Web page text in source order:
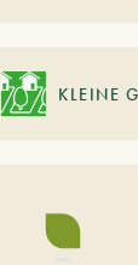
KLEINE